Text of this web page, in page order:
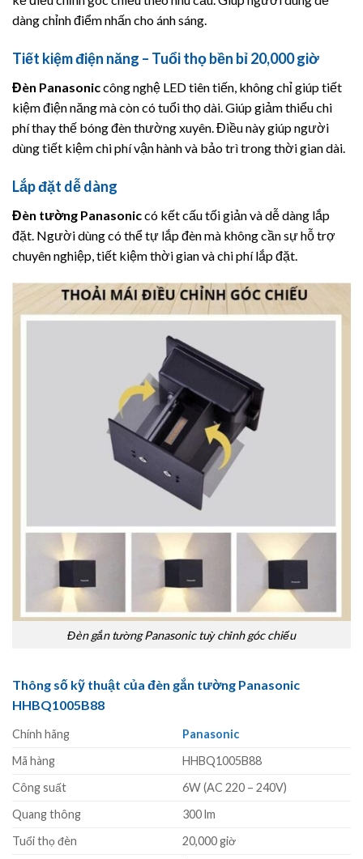
dàng chỉnh điểm nhấn cho ánh sáng.
Tiết kiệm điện năng – Tuổi thọ bền bỉ 20,000 giờ
Đèn Panasoniccông nghệ LED tiên tiến, không chỉ giúp tiết
kiệm điện năng mà còn có tuổi thọ dài. Giúp giảm thiểu chi
phí thay thế bóng đèn thường xuyên. Điều này giúp người
dùng tiết kiệm chi phí vận hành và bảo trì trong thời gian dài.
Lắp đặt dễ dàng
Đèn tường Panasoniccó kết cấu tối giản và dễ dàng lắp
đặt. Người dùng có thể tự lắp đèn mà không cần sự hỗ trợ
chuyên nghiệp, tiết kiệm thời gian và chi phí lắp đặt.
Đèn gắn tường Panasonic tuỳ chỉnh góc chiếu
Thông số kỹ thuật của đèn gắn tường Panasonic
HHBQ1005B88
Chính hãng
Panasonic
Mã hàng
HHBQ1005B88
Công suất
6W (AC 220 – 240V)
Quang thông
300 lm
Tuổi thọ đèn
20,000 giờ